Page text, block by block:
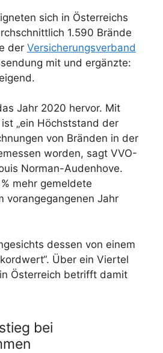
sich in Österreichs
1.590 Brände
der Versicherungsverband
mit und ergänzte:
Jahr 2020 hervor. Mit
„ein Höchststand der
von Bränden in der
worden, sagt VVO-
Norman-Audenhove.
mehr gemeldete
vorangegangenen Jahr
dessen von einem
Über ein Viertel
Österreich betrifft damit
bei